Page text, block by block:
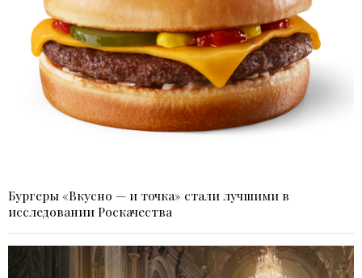
Бургеры «Вкусно — и точка» стали лучшими в
исследовании Роскачества